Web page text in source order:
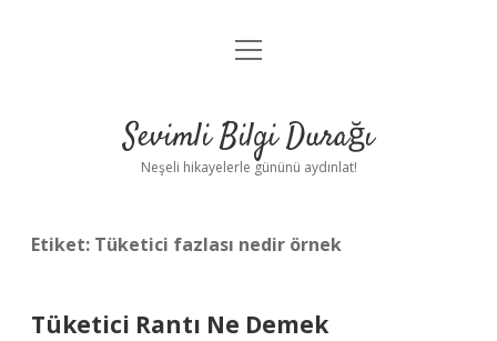
Anasayfa
Yasal Uyarı
menüyü
Sevimli Bilgi Durağı
Neşeli hikayelerle gününü aydınlat!
Etiket: Tüketici fazlası nedir örnek
Tüketici Rantı Ne Demek